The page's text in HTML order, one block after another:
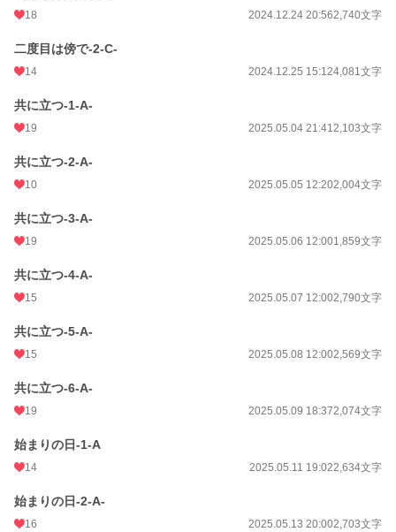
18 2024.12.24 20:562,740文字
二度目は傍で-2-C-
14 2024.12.25 15:124,081文字
共に立つ-1-A-
19 2025.05.04 21:412,103文字
共に立つ-2-A-
10 2025.05.05 12:202,004文字
共に立つ-3-A-
19 2025.05.06 12:001,859文字
共に立つ-4-A-
15 2025.05.07 12:002,790文字
共に立つ-5-A-
15 2025.05.08 12:002,569文字
共に立つ-6-A-
19 2025.05.09 18:372,074文字
始まりの日-1-A
14 2025.05.11 19:022,634文字
始まりの日-2-A-
16 2025.05.13 20:002,703文字